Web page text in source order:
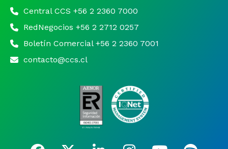
Central CCS +56 2 2360 7000
RedNegocios +56 2 2712 0257
Boletín Comercial +56 2 2360 7001
contacto@ccs.cl